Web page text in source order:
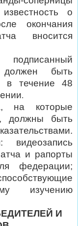
о
окончания
вносится
должен быть
в течение 48
.
на которые
должны быть
видеозапись
и рапорты
федерации;
изучению
И